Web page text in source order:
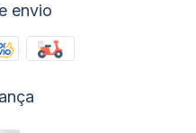
envio